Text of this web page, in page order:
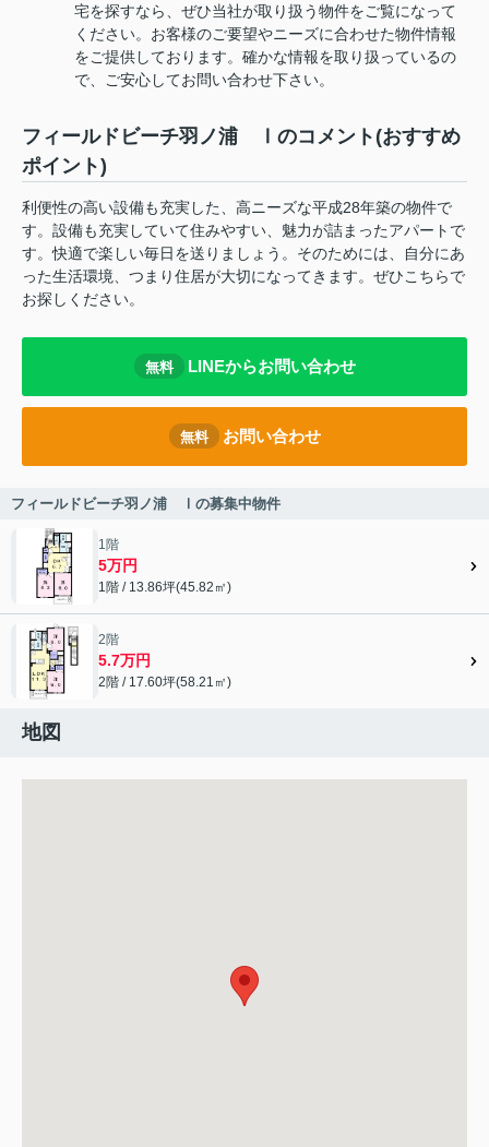
宅を探すなら、ぜひ当社が取り扱う物件をご覧になって
ください。お客様のご要望やニーズに合わせた物件情報
をご提供しております。確かな情報を取り扱っているの
で、ご安心してお問い合わせ下さい。
フィールドビーチ羽ノ浦 Ⅰのコメント(おすすめ
ポイント)
利便性の高い設備も充実した、高ニーズな平成28年築の物件で
す。設備も充実していて住みやすい、魅力が詰まったアパートで
す。快適で楽しい毎日を送りましょう。そのためには、自分にあ
った生活環境、つまり住居が大切になってきます。ぜひこちらで
お探しください。
無料 LINEからお問い合わせ
無料 お問い合わせ
フィールドビーチ羽ノ浦 Ⅰの募集中物件
1階
5万円
1階 / 13.86坪(45.82㎡)
2階
5.7万円
2階 / 17.60坪(58.21㎡)
地図